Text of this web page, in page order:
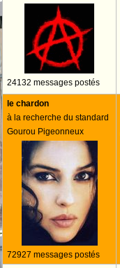
24132 messages postés
le chardon
à la recherche du standard
Gourou Pigeonneux
72927 messages postés